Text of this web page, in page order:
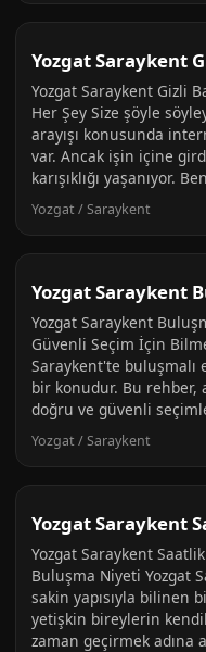
Yozgat Saraykent
Yozgat Saraykent Gizli
Her Şey Size şöyle
arayışı konusunda
var. Ancak işin içine
karışıklığı yaşanıyor.
Yozgat / Saraykent
Yozgat Saraykent
Yozgat Saraykent
Güvenli Seçim İçin
Saraykent'te buluşmalı
bir konudur. Bu rehber,
doğru ve güvenli
Yozgat / Saraykent
Yozgat Saraykent
Yozgat Saraykent
Buluşma Niyeti Yozgat
sakin yapısıyla bilinen
yetişkin bireylerin
zaman geçirmek adına